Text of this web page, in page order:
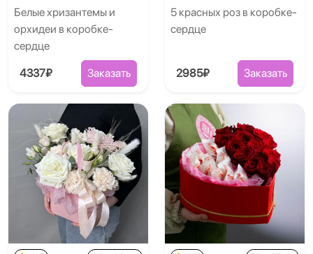
Белые хризантемы и
орхидеи в коробке-
сердце
4337₽ Заказать
5 красных роз в коробке-
сердце
2985₽ Заказать